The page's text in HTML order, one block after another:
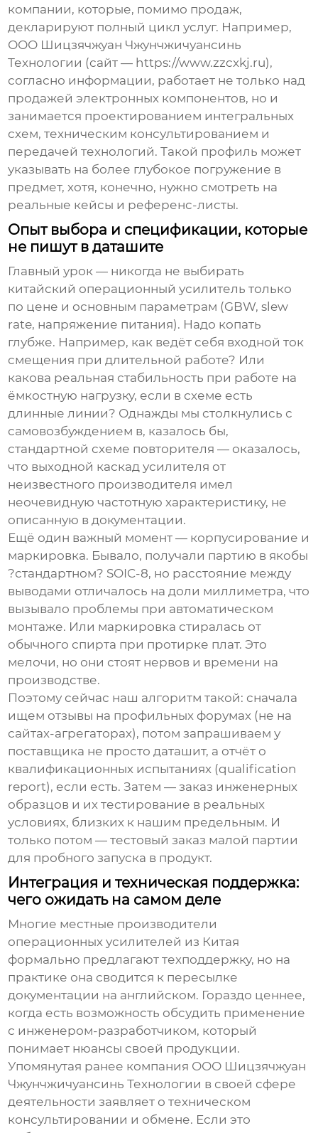
компании, которые, помимо продаж,
декларируют полный цикл услуг. Например,
ООО Шицзячжуан Чжунчжичуансинь
Технологии (сайт — https://www.zzcxkj.ru),
согласно информации, работает не только над
продажей электронных компонентов, но и
занимается проектированием интегральных
схем, техническим консультированием и
передачей технологий. Такой профиль может
указывать на более глубокое погружение в
предмет, хотя, конечно, нужно смотреть на
реальные кейсы и референс-листы.
Опыт выбора и спецификации, которые
не пишут в даташите
Главный урок — никогда не выбирать
китайский операционный усилитель только
по цене и основным параметрам (GBW, slew
rate, напряжение питания). Надо копать
глубже. Например, как ведёт себя входной ток
смещения при длительной работе? Или
какова реальная стабильность при работе на
ёмкостную нагрузку, если в схеме есть
длинные линии? Однажды мы столкнулись с
самовозбуждением в, казалось бы,
стандартной схеме повторителя — оказалось,
что выходной каскад усилителя от
неизвестного производителя имел
неочевидную частотную характеристику, не
описанную в документации.
Ещё один важный момент — корпусирование и
маркировка. Бывало, получали партию в якобы
?стандартном? SOIC-8, но расстояние между
выводами отличалось на доли миллиметра, что
вызывало проблемы при автоматическом
монтаже. Или маркировка стиралась от
обычного спирта при протирке плат. Это
мелочи, но они стоят нервов и времени на
производстве.
Поэтому сейчас наш алгоритм такой: сначала
ищем отзывы на профильных форумах (не на
сайтах-агрегаторах), потом запрашиваем у
поставщика не просто даташит, а отчёт о
квалификационных испытаниях (qualification
report), если есть. Затем — заказ инженерных
образцов и их тестирование в реальных
условиях, близких к нашим предельным. И
только потом — тестовый заказ малой партии
для пробного запуска в продукт.
Интеграция и техническая поддержка:
чего ожидать на самом деле
Многие местные производители
операционных усилителей из Китая
формально предлагают техподдержку, но на
практике она сводится к пересылке
документации на английском. Гораздо ценнее,
когда есть возможность обсудить применение
с инженером-разработчиком, который
понимает нюансы своей продукции.
Упомянутая ранее компания ООО Шицзячжуан
Чжунчжичуансинь Технологии в своей сфере
деятельности заявляет о техническом
консультировании и обмене. Если это